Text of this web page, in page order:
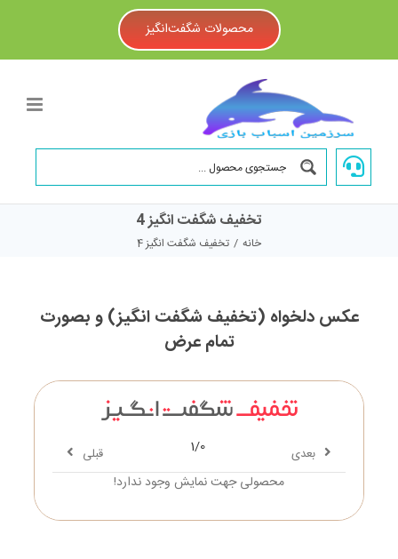
محصولات شگفت‌انگیز
تخفیف شگفت انگیز 4
خانه / تخفیف شگفت انگیز 4
عکس دلخواه (تخفیف شگفت انگیز) و بصورت
تمام عرض
قبلی 1/0 بعدی
محصولی جهت نمایش وجود ندارد!